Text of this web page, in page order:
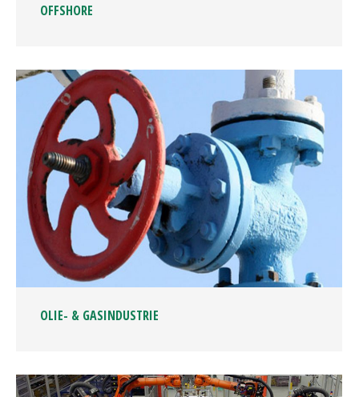
OFFSHORE
OLIE- & GASINDUSTRIE